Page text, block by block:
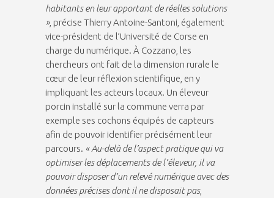
habitants en leur apportant de réelles solutions
», précise Thierry Antoine-Santoni, également
vice-président de l’Université de Corse en
charge du numérique. À Cozzano, les
chercheurs ont fait de la dimension rurale le
cœur de leur réflexion scientifique, en y
impliquant les acteurs locaux. Un éleveur
porcin installé sur la commune verra par
exemple ses cochons équipés de capteurs
afin de pouvoir identifier précisément leur
parcours. « Au-delà de l’aspect pratique qui va
optimiser les déplacements de l’éleveur, il va
pouvoir disposer d’un relevé numérique avec des
données précises dont il ne disposait pas,